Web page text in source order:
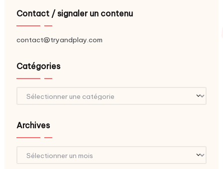
Contact / signaler un contenu
contact@tryandplay.com
Catégories
Catégories
Archives
Archives